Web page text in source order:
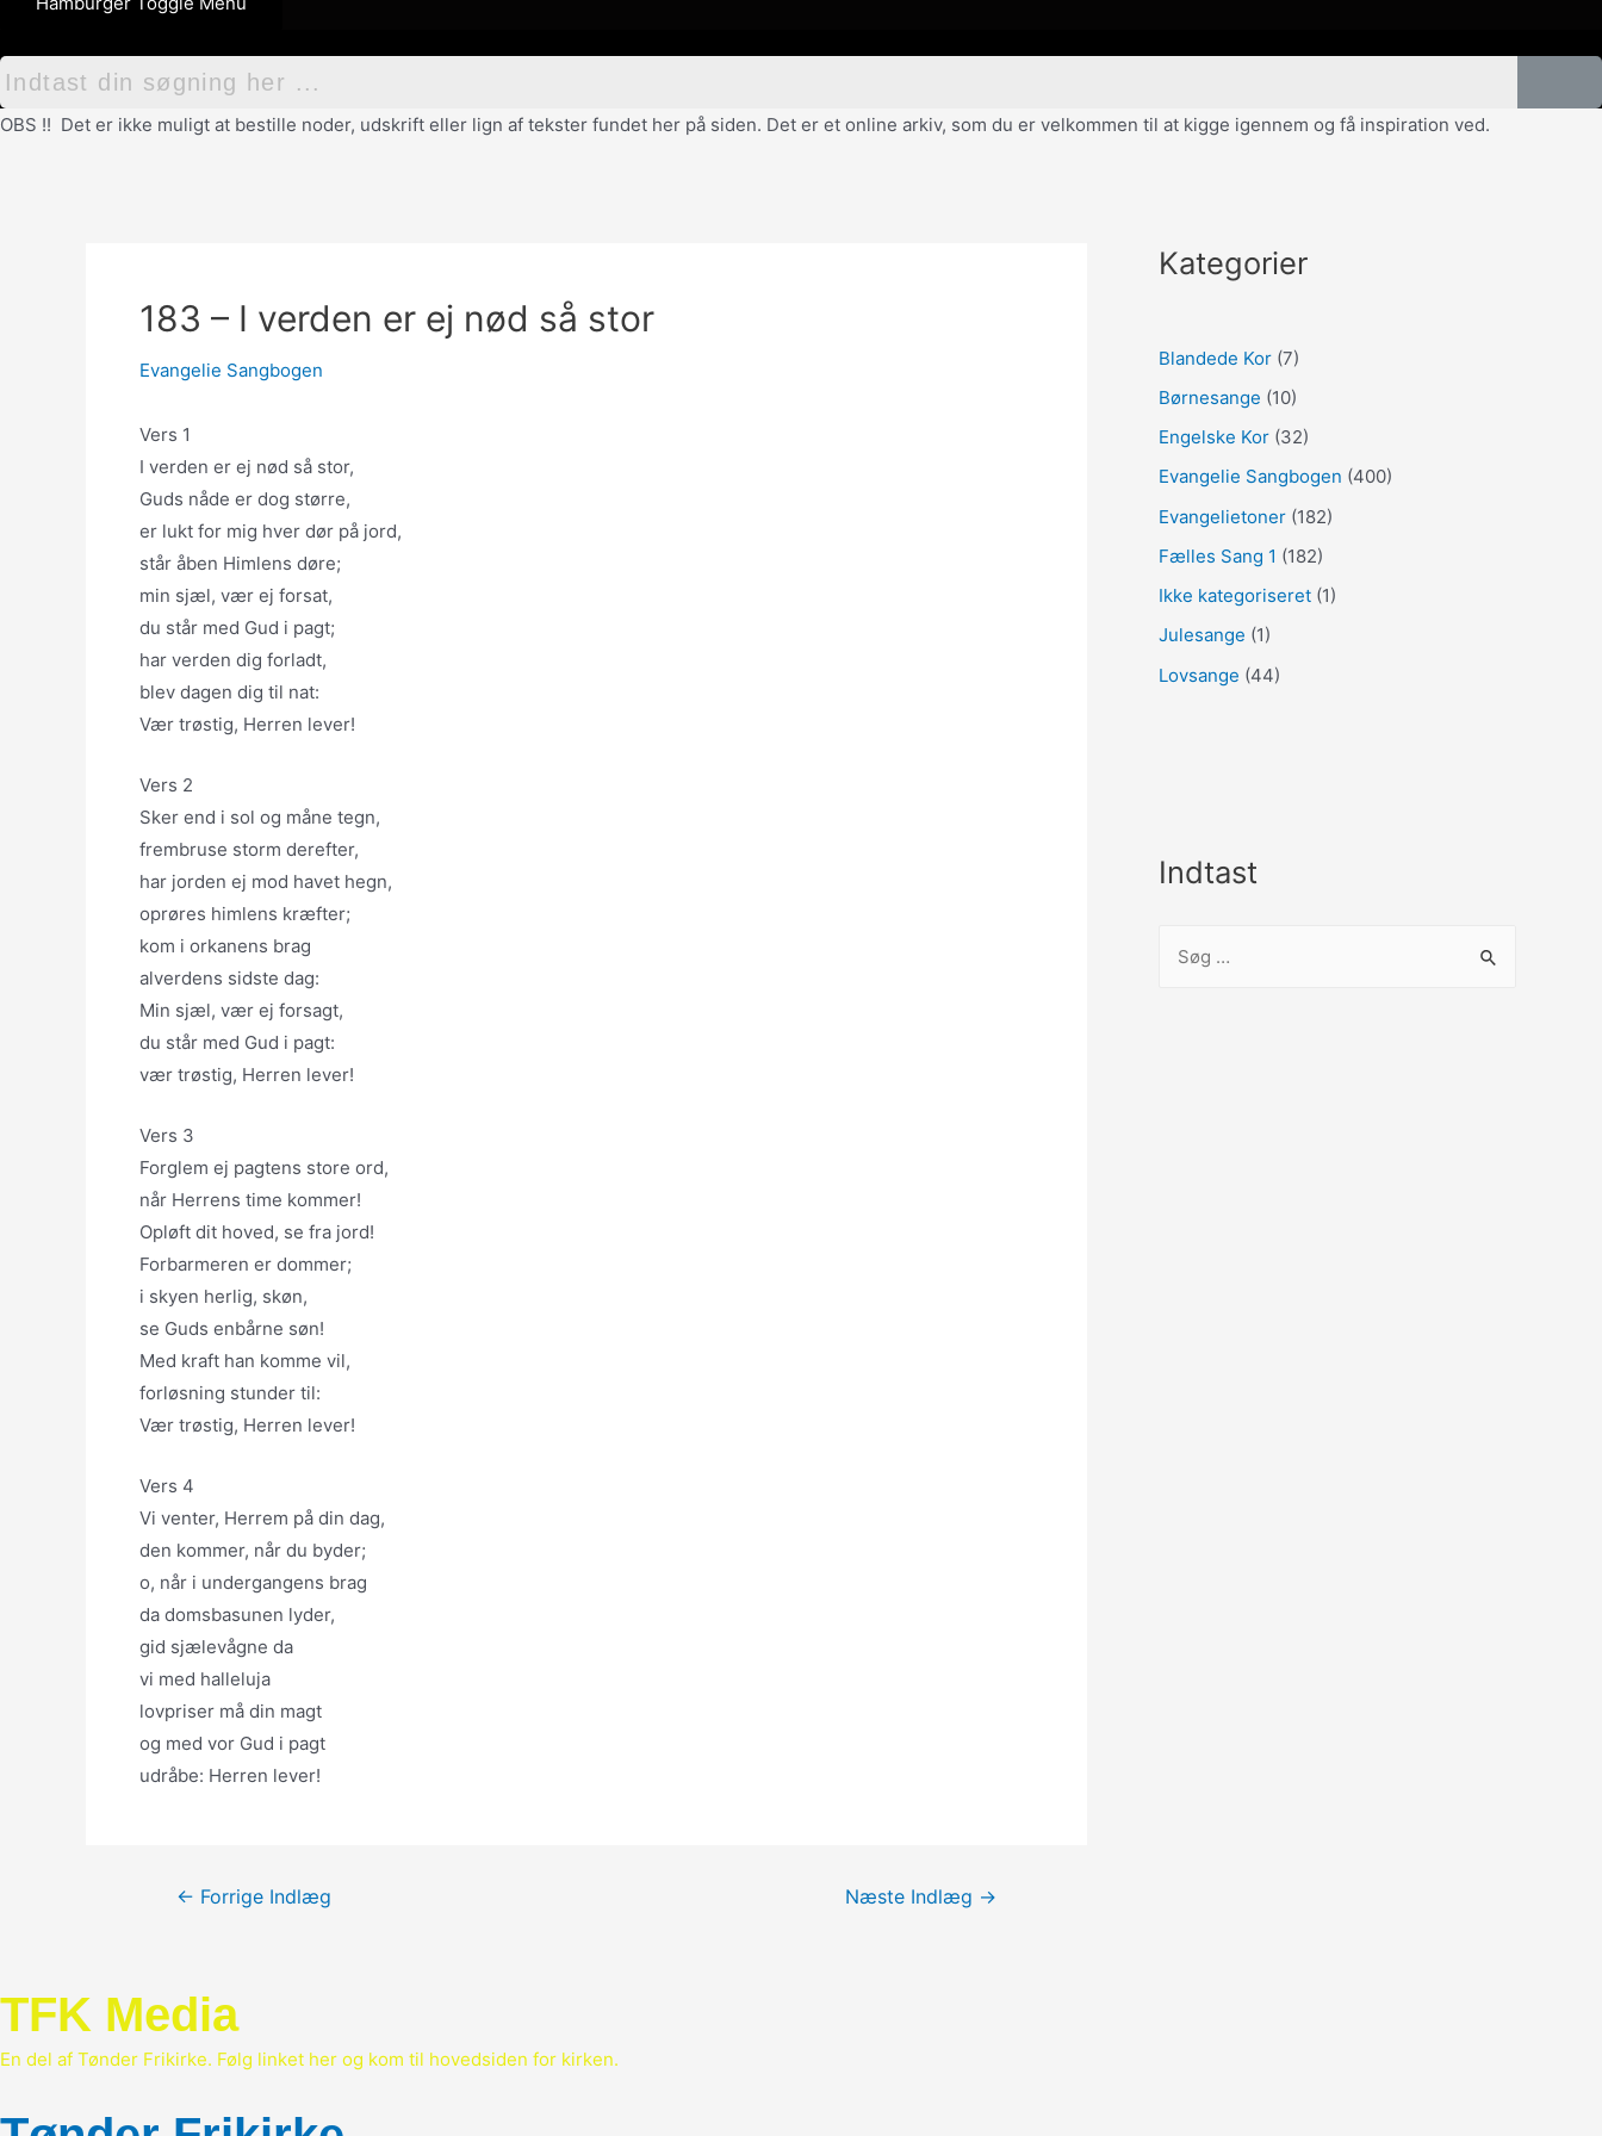
OBS !! Det er ikke muligt at bestille noder, udskrift eller lign af tekster fundet her på siden. Det er et online arkiv, som du er velkommen til at kigge igennem og få inspiration ved.
183 – I verden er ej nød så stor
Evangelie Sangbogen
Vers 1
I verden er ej nød så stor,
Guds nåde er dog større,
er lukt for mig hver dør på jord,
står åben Himlens døre;
min sjæl, vær ej forsat,
du står med Gud i pagt;
har verden dig forladt,
blev dagen dig til nat:
Vær trøstig, Herren lever!
Vers 2
Sker end i sol og måne tegn,
frembruse storm derefter,
har jorden ej mod havet hegn,
oprøres himlens kræfter;
kom i orkanens brag
alverdens sidste dag:
Min sjæl, vær ej forsagt,
du står med Gud i pagt:
vær trøstig, Herren lever!
Vers 3
Forglem ej pagtens store ord,
når Herrens time kommer!
Opløft dit hoved, se fra jord!
Forbarmeren er dommer;
i skyen herlig, skøn,
se Guds enbårne søn!
Med kraft han komme vil,
forløsning stunder til:
Vær trøstig, Herren lever!
Vers 4
Vi venter, Herrem på din dag,
den kommer, når du byder;
o, når i undergangens brag
da domsbasunen lyder,
gid sjælevågne da
vi med halleluja
lovpriser må din magt
og med vor Gud i pagt
udråbe: Herren lever!
Indlægsnavigation
← Forrige Indlæg Næste Indlæg →
Kategorier
Blandede Kor (7)
Børnesange (10)
Engelske Kor (32)
Evangelie Sangbogen (400)
Evangelietoner (182)
Fælles Sang 1 (182)
Ikke kategoriseret (1)
Julesange (1)
Lovsange (44)
Indtast
TFK Media
En del af Tønder Frikirke. Følg linket her og kom til hovedsiden for kirken.